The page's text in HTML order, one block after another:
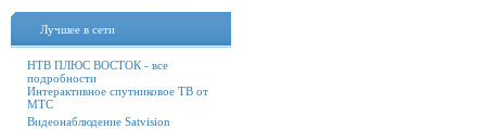
Лучшее в сети
НТВ ПЛЮС ВОСТОК - все
подробности
Интерактивное спутниковое ТВ от
МТС
Видеонаблюдение Satvision